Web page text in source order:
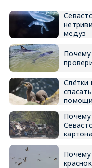
медуз
Почему
Слётки
помощи
Почему
Почему